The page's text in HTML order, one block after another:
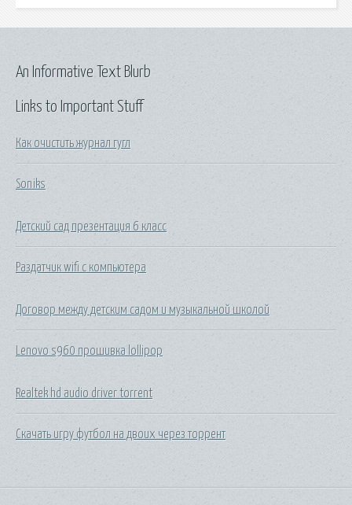
Links to Important Stuff
Как очистить журнал гугл
Soniks
Детский сад презентация 6 класс
Раздатчик wifi с компьютера
Договор между детским садом и музыкальной школой
Lenovo s960 прошивка lollipop
Realtek hd audio driver torrent
Скачать игру футбол на двоих через торрент
An Informative Text Blurb